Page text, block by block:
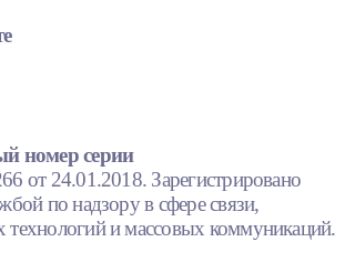
номер серии
от 24.01.2018. Зарегистрировано
по надзору в сфере связи,
и массовых коммуникаций.